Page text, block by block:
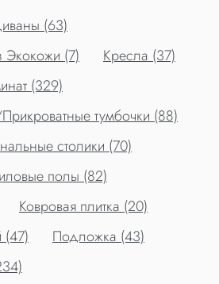
(63)
(7)
Кресла (37)
(329)
тумбочки (88)
столики (70)
полы (82)
Ковровая плитка (20)
(47)
Подложка (43)